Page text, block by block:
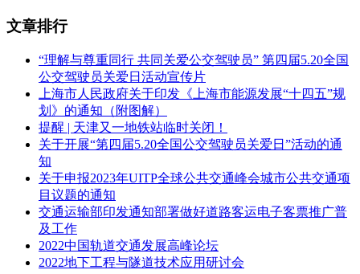
3、评审结束后，若其中一个分包受到质疑投诉等原因，导致
本分包评审结果改变，不影响其他分包评审。
(五)供货期：50日历天
(六)本项目 □ 是 ☑ 否接受联合体投标。
二、申请人的资格要求
(一)具备《中华人民共和国政府采购法》第二十二条第一款规
定的6项条件(按要求提供投标声明及承诺函)。
(二)本项目的特定资格要求：无
(三)投标人未被列入失信被执行人、重大税收违法案件当事人
名单、政府采购严重违法失信行为记录名单(以本公告“四、投
文章排行
“理解与尊重同行 共同关爱公交驾驶员” 第四届5.20全国
公交驾驶员关爱日活动宣传片
上海市人民政府关于印发《上海市能源发展“十四五”规
划》的通知（附图解）
提醒 | 天津又一地铁站临时关闭！
关于开展“第四届5.20全国公交驾驶员关爱日”活动的通
知
关于申报2023年UITP全球公共交通峰会城市公共交通项
目议题的通知
交通运输部印发通知部署做好道路客运电子客票推广普
及工作
2022中国轨道交通发展高峰论坛
2022地下工程与隧道技术应用研讨会